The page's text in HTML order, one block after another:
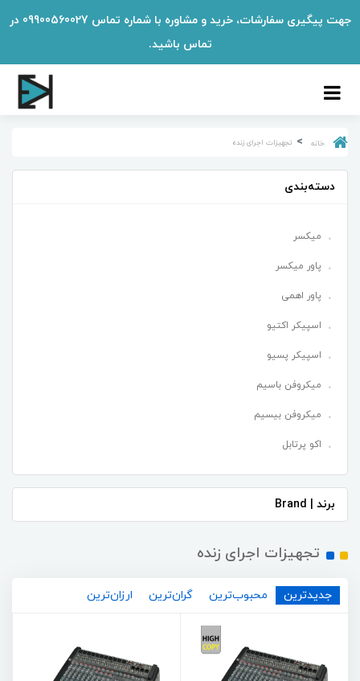
جهت پیگیری سفارشات، خرید و مشاوره با شماره تماس 09900560027 در
تماس باشید.
خانه تجهیزات اجرای زنده
دسته‌بندی
میکسر
پاور میکسر
پاور اهمی
اسپیکر اکتیو
اسپیکر پسیو
میکروفن باسیم
میکروفن بیسیم
اکو پرتابل
برند | Brand
تجهیزات اجرای زنده
جدیدترین محبوب‌ترین گران‌ترین ارزان‌ترین